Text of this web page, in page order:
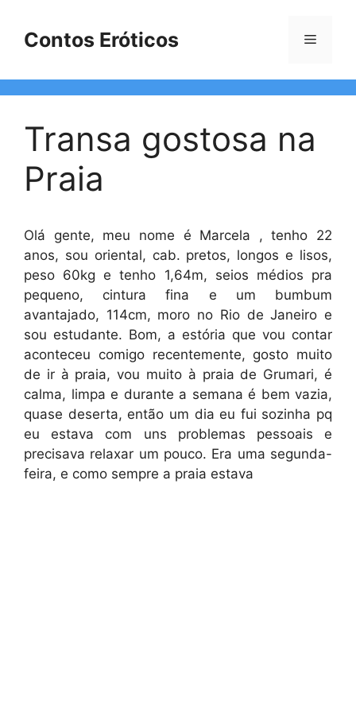
Contos Eróticos Menu
Transa gostosa na
Praia
Olá gente, meu nome é Marcela , tenho 22
anos, sou oriental, cab. pretos, longos e lisos,
peso 60kg e tenho 1,64m, seios médios pra
pequeno, cintura fina e um bumbum
avantajado, 114cm, moro no Rio de Janeiro e
sou estudante. Bom, a estória que vou contar
aconteceu comigo recentemente, gosto muito
de ir à praia, vou muito à praia de Grumari, é
calma, limpa e durante a semana é bem vazia,
quase deserta, então um dia eu fui sozinha pq
eu estava com uns problemas pessoais e
precisava relaxar um pouco. Era uma segunda-
feira, e como sempre a praia estava